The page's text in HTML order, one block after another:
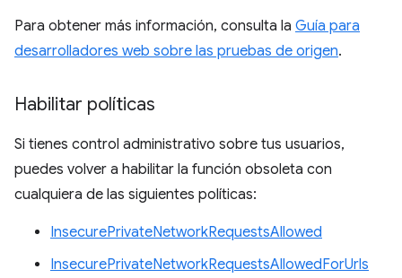
Para obtener más información, consulta la Guía para
desarrolladores web sobre las pruebas de origen.
Habilitar políticas
Si tienes control administrativo sobre tus usuarios,
puedes volver a habilitar la función obsoleta con
cualquiera de las siguientes políticas:
InsecurePrivateNetworkRequestsAllowed
InsecurePrivateNetworkRequestsAllowedForUrls